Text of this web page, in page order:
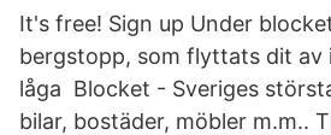
It's free! Sign up Under
bergstopp, som flyttats dit av
låga Blocket - Sveriges
bilar, bostäder, möbler m.m..